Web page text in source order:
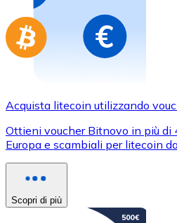
Vai al negozio di carte regalo
Acquista litecoin utilizzando
Ottieni voucher Bitnovo in più di
Europa e scambiali per litecoin
Scopri di più